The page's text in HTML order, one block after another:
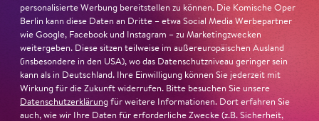
Musiktheater«. Ihr eindrucksvolles Rollendebüt als
Katerina Lwowna Ismailowa in Barrie KoskysLady
Macbeth von Mzensk sei jederzeit authentisch, ziehe das
Publikum in ihren Bann, fordere zum Miterleben und
Mitleiden heraus – niemand im Saal bliebe teilnahmslos
zurück, lobt die Jury Ambur Braids stimmliche Wucht
und ihre starke Bühnenpräsenz:
personalisierte Werbung bereitstellen zu können. Die Komische Oper
Berlin kann diese Daten an Dritte – etwa Social Media Werbepartner
wie Google, Facebook und Instagram – zu Marketingzwecken
weitergeben. Diese sitzen teilweise im außereuropäischen Ausland
(insbesondere in den USA), wo das Datenschutzniveau geringer sein
kann als in Deutschland. Ihre Einwilligung können Sie jederzeit mit
Wirkung für die Zukunft widerrufen. Bitte besuchen Sie unsere
Datenschutzerklärung für weitere Informationen. Dort erfahren Sie
auch, wie wir Ihre Daten für erforderliche Zwecke (z.B. Sicherheit,